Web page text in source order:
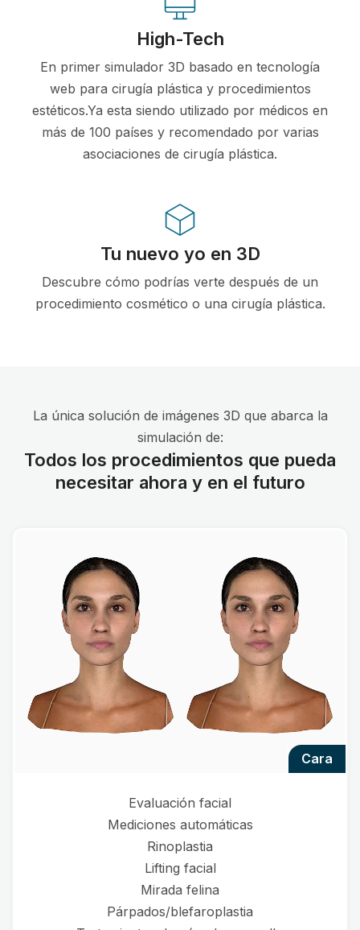
High-Tech
En primer simulador 3D basado en tecnología
web para cirugía plástica y procedimientos
estéticos.Ya esta siendo utilizado por médicos en
más de 100 países y recomendado por varias
asociaciones de cirugía plástica.
Tu nuevo yo en 3D
Descubre cómo podrías verte después de un
procedimiento cosmético o una cirugía plástica.
La única solución de imágenes 3D que abarca la
simulación de:
Todos los procedimientos que pueda
necesitar ahora y en el futuro
cara
Evaluación facial
Mediciones automáticas
Rinoplastia
Lifting facial
Mirada felina
Párpados/blefaroplastia